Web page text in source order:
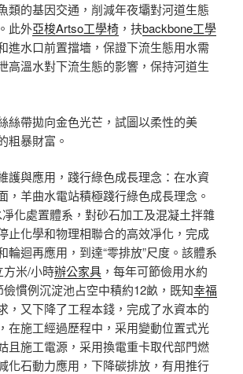
類的基因交通，削減年夜壩對河道生態
此外亞梭Artso工學椅 ，扶backbone工學
進水口前置擋墻，保證下流生態用水需
高溫水對下流生態的影響，保持河道生
絲帶拋向金色光芒，試圖以柔性的美
粗暴財富。
護與應用，踐行綠色成長理念：在水資
，羊曲水電站積極踐行綠色成長理念。
化處置體系，對砂石加工及混凝土拌雜
止化學和物理相聯合的高效凈化，完成
輪迴再應用，到達“零排放”尺度。該體系
方米/小時辦公家具 ，每年可節儉用水約
慣例沉淀池占空中積約12畝，既知幸福
，又下降了工程本錢，完成了水資本的
在施工經過歷程中，采用變動位置式光
且施工電源，采用換電重卡取代部門燃
化石動力應用，下降碳排放，有用推行